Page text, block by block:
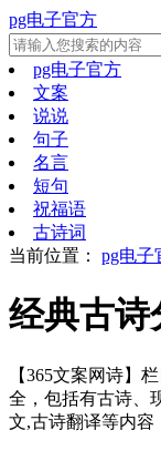
pg电子官方
pg电子官方
文案
说说
句子
名言
短句
祝福语
古诗词
当前位置：
pg电子
经典古诗
【365文案网诗】
全，包括有古诗、
文,古诗翻译等内容